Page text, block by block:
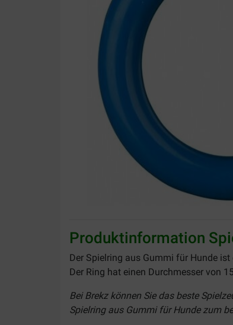
Produktinformation
Der Spielring aus Gummi für Hunde
Der Ring hat einen Durchmesser von
Bei Brekz können Sie das beste
Spielring aus Gummi für Hunde zum